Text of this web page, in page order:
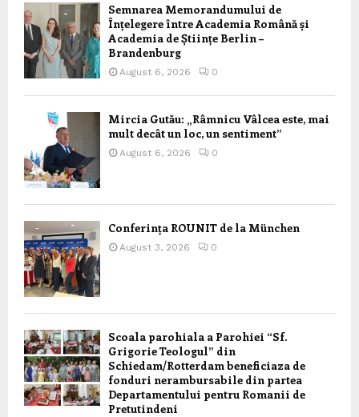
Semnarea Memorandumului de
Înțelegere între Academia Română și
Academia de Științe Berlin –
Brandenburg
August 6, 2026 0
Mircia Gutău: „Râmnicu Vâlcea este, mai
mult decât un loc, un sentiment”
August 6, 2026 0
Conferința ROUNIT de la München
August 3, 2026 0
Scoala parohiala a Parohiei “Sf.
Grigorie Teologul” din
Schiedam/Rotterdam beneficiaza de
fonduri nerambursabile din partea
Departamentului pentru Romanii de
Pretutindeni